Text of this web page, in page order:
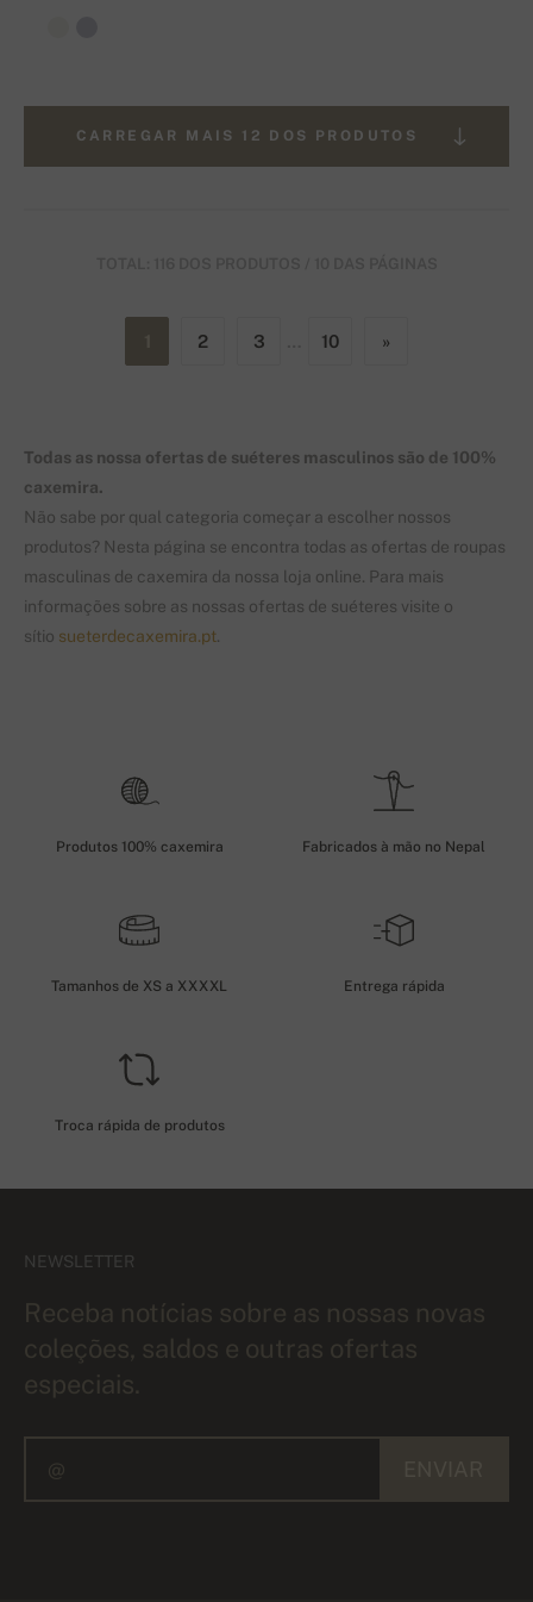
CARREGAR MAIS 12 DOS PRODUTOS
2 3 10 »
Todas as nossa ofertas de suéteres masculinos são de 100%
caxemira.
Não sabe por qual categoria começar a escolher nossos
produtos? Nesta página se encontra todas as ofertas de roupas
masculinas de caxemira da nossa loja online. Para mais
informações sobre as nossas ofertas de suéteres visite o
sítio sueterdecaxemira.pt
Produtos 100% caxemira Fabricados à mão no Nepal
Tamanhos de XS a XXXXL Entrega rápida
Troca rápida de produtos
NEWSLETTER
Receba notícias sobre as nossas novas
coleções, saldos e outras ofertas
especiais.